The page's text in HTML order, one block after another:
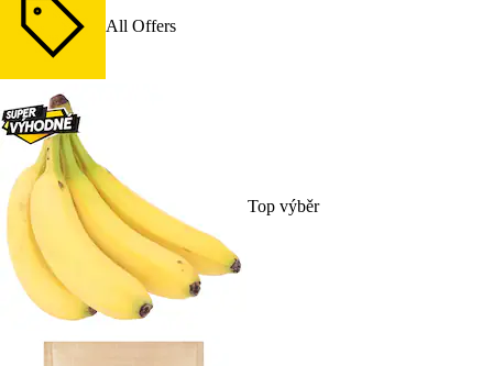
All Offers
Top výběr